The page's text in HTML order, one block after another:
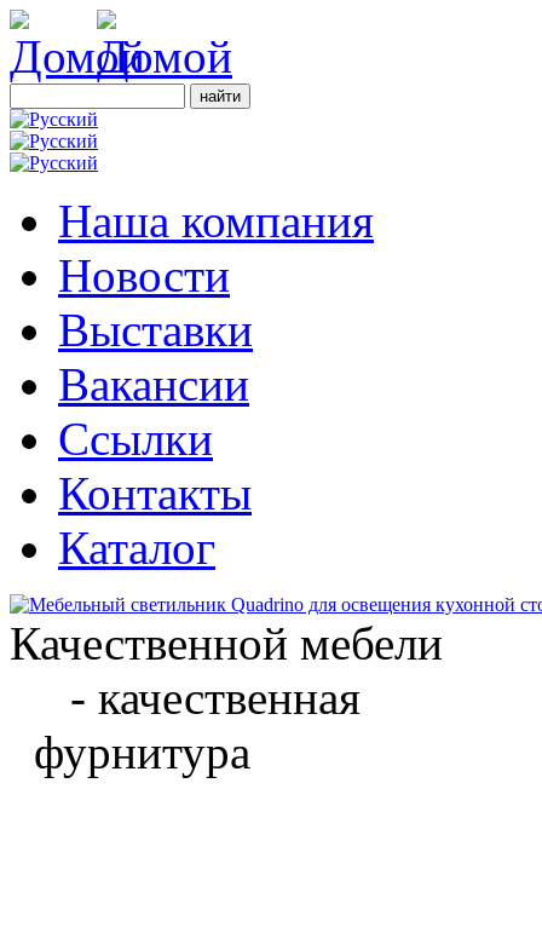
Наша компания
Новости
Выставки
Вакансии
Ссылки
Контакты
Каталог
Качественной мебели
- качественная
фурнитура